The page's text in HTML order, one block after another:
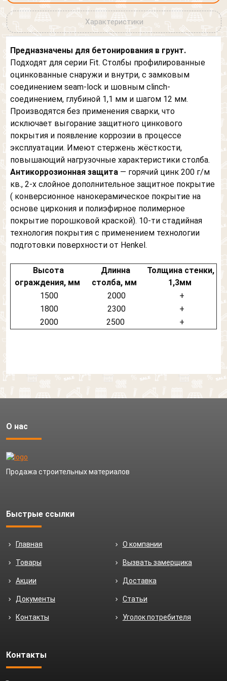
Характеристики
Предназначены для бетонирования в грунт.
Подходят для серии Fit. Столбы профилированные
оцинкованные снаружи и внутри, с замковым
соединением seam-lock и шовным clinch-
соединением, глубиной 1,1 мм и шагом 12 мм.
Производятся без применения сварки, что
исключает выгорание защитного цинкового
покрытия и появление коррозии в процессе
эксплуатации. Имеют стержень жёсткости,
повышающий нагрузочные характеристики столба.
Антикоррозионная защита — горячий цинк 200 г/м
кв., 2-х слойное дополнительное защитное покрытие
( конверсионное нанокерамическое покрытие на
основе циркония и полиэфирное полимерное
покрытие порошковой краской). 10-ти стадийная
технология покрытия с применением технологии
подготовки поверхности от Henkel.
Высота
ограждения, мм
Длинна
столба, мм
Толщина стенки,
1,3мм
1500
2000
+
1800
2300
+
2000
2500 +
О нас
Продажа строительных материалов
Быстрые ссылки
Главная О компании
Товары Вызвать замерщика
Акции Доставка
Документы Статьи
Контакты Уголок потребителя
Контакты